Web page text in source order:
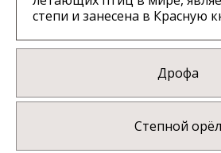
степи и занесена в Красную
Дрофа
Степной орёл